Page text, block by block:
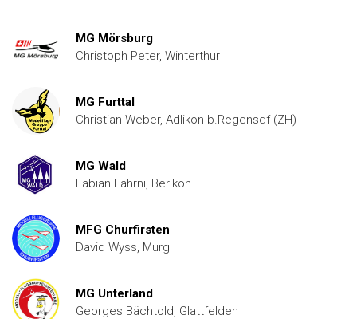
MG Mörsburg
Christoph Peter, Winterthur
MG Furttal
Christian Weber, Adlikon b.Regensdf (ZH)
MG Wald
Fabian Fahrni, Berikon
MFG Churfirsten
David Wyss, Murg
MG Unterland
Georges Bächtold, Glattfelden